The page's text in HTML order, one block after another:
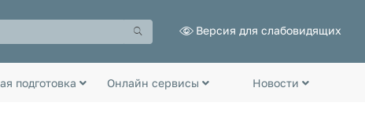
Версия для слабовидящих
подготовка Онлайн сервисы Новости